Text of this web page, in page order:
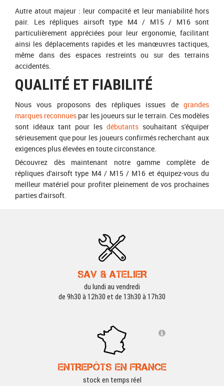
Autre atout majeur : leur compacité et leur maniabilité hors
pair. Les répliques airsoft type M4 / M15 / M16 sont
particulièrement appréciées pour leur ergonomie, facilitant
ainsi les déplacements rapides et les manœuvres tactiques,
même dans des espaces restreints ou sur des terrains
accidentés.
QUALITÉ ET FIABILITÉ
Nous vous proposons des répliques issues de grandes
marques reconnues par les joueurs sur le terrain. Ces modèles
sont idéaux tant pour les débutants souhaitant s'équiper
sérieusement que pour les joueurs confirmés recherchant aux
exigences plus élevées en toute circonstance.
Découvrez dès maintenant notre gamme complète de
répliques d'airsoft type M4 / M15 / M16 et équipez-vous du
meilleur matériel pour profiter pleinement de vos prochaines
parties d'airsoft.
SAV & ATELIER
du lundi au vendredi
de 9h30 à 12h30 et de 13h30 à 17h30
ENTREPÔTS EN FRANCE
stock en temps réel